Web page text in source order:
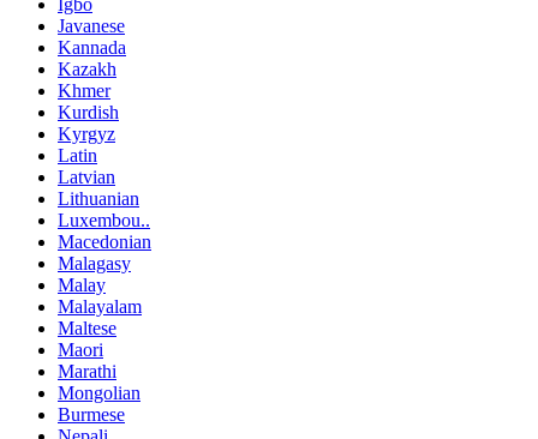
Igbo
Javanese
Kannada
Kazakh
Khmer
Kurdish
Kyrgyz
Latin
Latvian
Lithuanian
Luxembou..
Macedonian
Malagasy
Malay
Malayalam
Maltese
Maori
Marathi
Mongolian
Burmese